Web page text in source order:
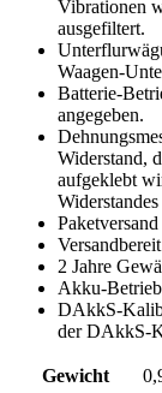
Vibrationen
ausgefiltert.
Waagen-
Batterie-
angegeben.
Widerstand,
aufgeklebt
2 Jahre
Akku-
DAkkS-
der DAkkS-
Gewicht